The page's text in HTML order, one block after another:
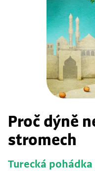
Proč dýně
stromech
Turecká pohádka